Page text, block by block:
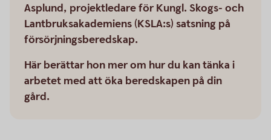
Asplund, projektledare för Kungl. Skogs- och
Lantbruksakademiens (KSLA:s) satsning på
försörjningsberedskap.
Här berättar hon mer om hur du kan tänka i
arbetet med att öka beredskapen på din
gård.